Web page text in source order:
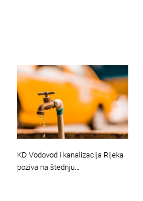
KD Vodovod i kanalizacija Rijeka
poziva na štednju…